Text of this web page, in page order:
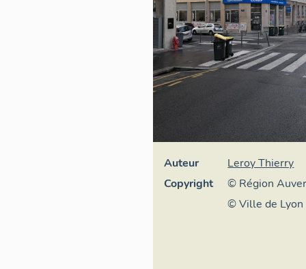
Auteur
Leroy Thierry
Copyright
© Région
Inventaire
© Ville de Lyon